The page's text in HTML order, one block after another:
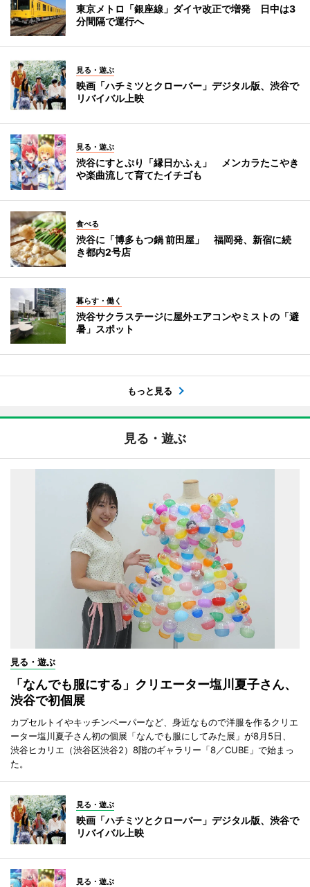
東京メトロ「銀座線」ダイヤ改正で増発 日中は3
分間隔で運行へ
見る・遊ぶ
映画「ハチミツとクローバー」デジタル版、渋谷で
リバイバル上映
見る・遊ぶ
渋谷にすとぷり「縁日かふぇ」 メンカラたこやき
や楽曲流して育てたイチゴも
食べる
渋谷に「博多もつ鍋 前田屋」 福岡発、新宿に続
き都内2号店
暮らす・働く
渋谷サクラステージに屋外エアコンやミストの「避
暑」スポット
もっと見る
見る・遊ぶ
見る・遊ぶ
「なんでも服にする」クリエーター塩川夏子さん、
渋谷で初個展
カプセルトイやキッチンペーパーなど、身近なもので洋服を作るクリエ
ーター塩川夏子さん初の個展「なんでも服にしてみた展」が8月5日、
渋谷ヒカリエ（渋谷区渋谷2）8階のギャラリー「8／CUBE」で始まっ
た。
見る・遊ぶ
映画「ハチミツとクローバー」デジタル版、渋谷で
リバイバル上映
見る・遊ぶ